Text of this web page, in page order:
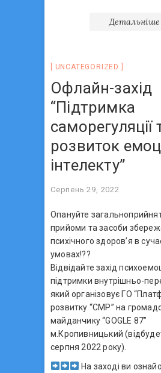
Детальніше
UNCATEGORIZED
Офлайн-захід
“Підтримка
саморегуляції
розвиток
інтелекту”
Серпень 29, 2022
Опануйте
прийоми та засоби
психічного здоров’я в
умовах!??
Відвідайте захід
підтримки внутрішньо-
який організовує ГО
розвитку “СМР” на
майданчику “GOGLE 87”
м.Кропивницький
серпня 2022 року).
На заході ви